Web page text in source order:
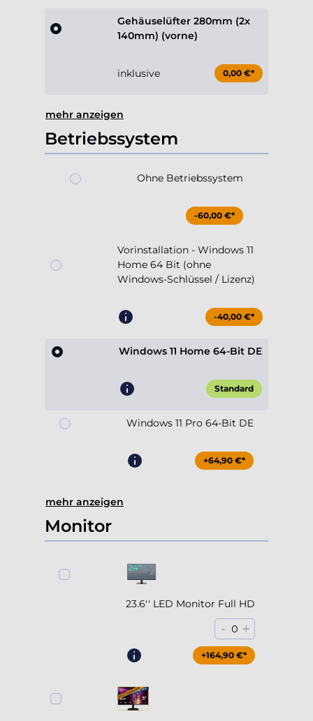
Gehäuselüfter 280mm (2x
140mm) (vorne)
inklusive 0,00 €*
mehr anzeigen
Betriebssystem
Ohne Betriebssystem
-60,00 €*
Vorinstallation - Windows 11
Home 64 Bit (ohne
Windows-Schlüssel / Lizenz)
-40,00 €*
Windows 11 Home 64-Bit DE
Standard
Windows 11 Pro 64-Bit DE
+64,90 €*
mehr anzeigen
Monitor
23.6'' LED Monitor Full HD
- 0 +
+164,90 €*